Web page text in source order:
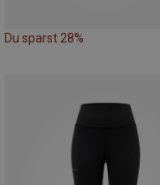
Du sparst 28%